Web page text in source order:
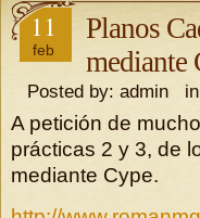
11
feb
Planos
mediante
Posted by: admin in
A petición de
prácticas 2 y 3, de
mediante Cype.